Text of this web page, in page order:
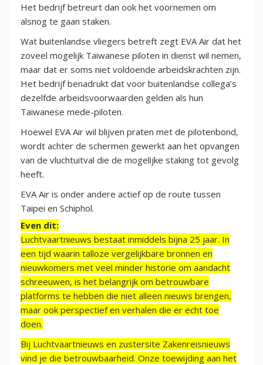
Het bedrijf betreurt dan ook het voornemen om
alsnog te gaan staken.
Wat buitenlandse vliegers betreft zegt EVA Air dat het
zoveel mogelijk Taiwanese piloten in dienst wil nemen,
maar dat er soms niet voldoende arbeidskrachten zijn.
Het bedrijf benadrukt dat voor buitenlandse collega’s
dezelfde arbeidsvoorwaarden gelden als hun
Taiwanese mede-piloten.
Hoewel EVA Air wil blijven praten met de pilotenbond,
wordt achter de schermen gewerkt aan het opvangen
van de vluchtuitval die de mogelijke staking tot gevolg
heeft.
EVA Air is onder andere actief op de route tussen
Taipei en Schiphol.
Even dit:
Luchtvaartnieuws bestaat inmiddels bijna 25 jaar. In
een tijd waarin talloze vergelijkbare bronnen en
nieuwkomers met veel minder historie om aandacht
schreeuwen, is het belangrijk om betrouwbare
platforms te hebben die niet alleen nieuws brengen,
maar ook perspectief en verhalen die er echt toe
doen.
Bij Luchtvaartnieuws en zustersite Zakenreisnieuws
vind je die betrouwbaarheid. Onze toewijding aan het